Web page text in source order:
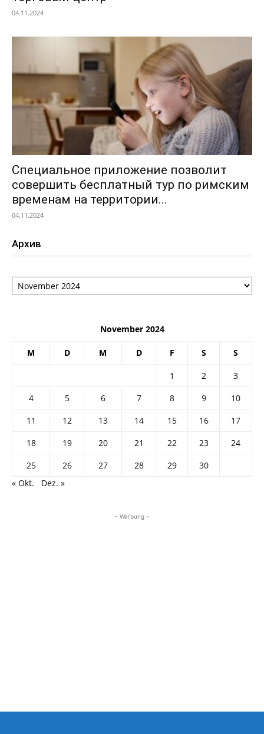
04.11.2024
Специальное приложение позволит
совершить бесплатный тур по римским
временам на территории...
04.11.2024
Архив
Архив
November 2024
M D M D F S S
1 2
3
4
5 6 7 8 9
10
11
12 13 14 15 16
17
18
19 20 21 22 23
24
25
26 27 28 29
30
« Okt.
Dez. »
- Werbung -